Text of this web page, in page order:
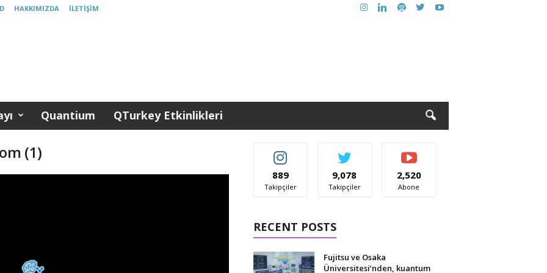
HAKKIMIZDA İLETIŞIM
Quantium QTurkey Etkinlikleri
(1)
889
Takipçiler
9,078
Takipçiler
2,520
Abone
RECENT POSTS
Fujitsu ve Osaka
Üniversitesi’nden, kuantum